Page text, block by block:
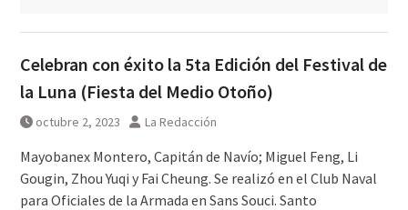
Celebran con éxito la 5ta Edición del Festival de
la Luna (Fiesta del Medio Otoño)
octubre 2, 2023 La Redacción
Mayobanex Montero, Capitán de Navío; Miguel Feng, Li
Gougin, Zhou Yuqi y Fai Cheung. Se realizó en el Club Naval
para Oficiales de la Armada en Sans Souci. Santo